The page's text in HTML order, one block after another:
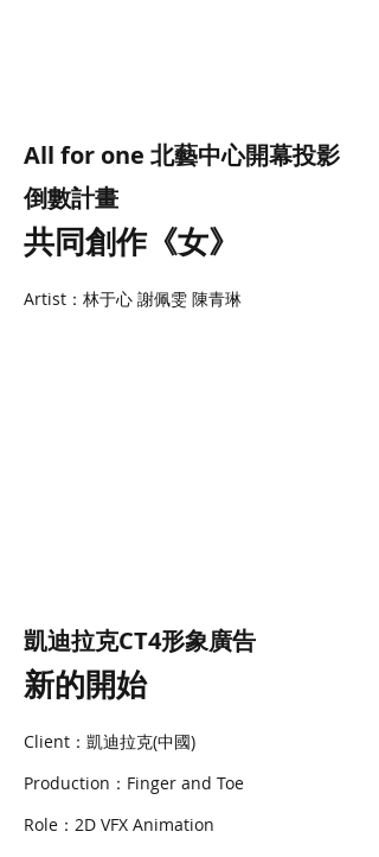
All for one 北藝中心開幕投影
倒數計畫
共同創作《女》
Artist：林于心 謝佩雯 陳青琳
凱迪拉克CT4形象廣告
新的開始
Client：凱迪拉克(中國)
Production：Finger and Toe
Role：2D VFX Animation